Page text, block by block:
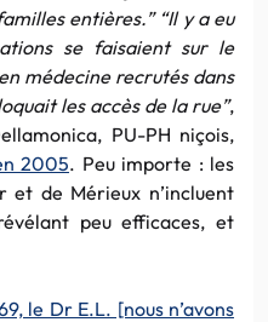
entières.” “Il y a eu
se faisaient sur le
médecine recrutés dans
les accès de la rue”,
PU-PH niçois,
2005. Peu importe : les
et de Mérieux n’incluent
peu efficaces, et
le Dr E.L. [nous n’avons